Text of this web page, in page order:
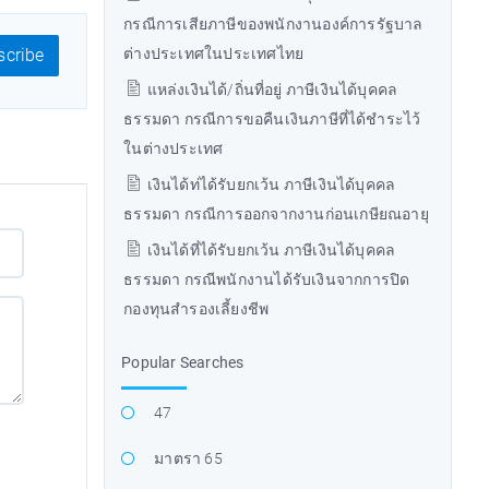
กรณีการเสียภาษีของพนักงานองค์การรัฐบาล
ต่างประเทศในประเทศไทย
แหล่งเงินได้/ถิ่นที่อยู่ ภาษีเงินได้บุคคล
ธรรมดา กรณีการขอคืนเงินภาษีที่ได้ชำระไว้
ในต่างประเทศ
เงินได้ท่ได้รับยกเว้น ภาษีเงินได้บุคคล
ธรรมดา กรณีการออกจากงานก่อนเกษียณอายุ
เงินได้ที่ได้รับยกเว้น ภาษีเงินได้บุคคล
ธรรมดา กรณีพนักงานได้รับเงินจากการปิด
กองทุนสำรองเลี้ยงชีพ
Popular Searches
47
มาตรา 65